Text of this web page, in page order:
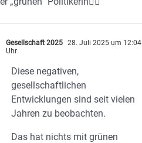
Gesellschaft 2025 28. Juli 2025 um 12:04
Uhr
Diese negativen,
gesellschaftlichen
Entwicklungen sind seit vielen
Jahren zu beobachten.
Das hat nichts mit grünen